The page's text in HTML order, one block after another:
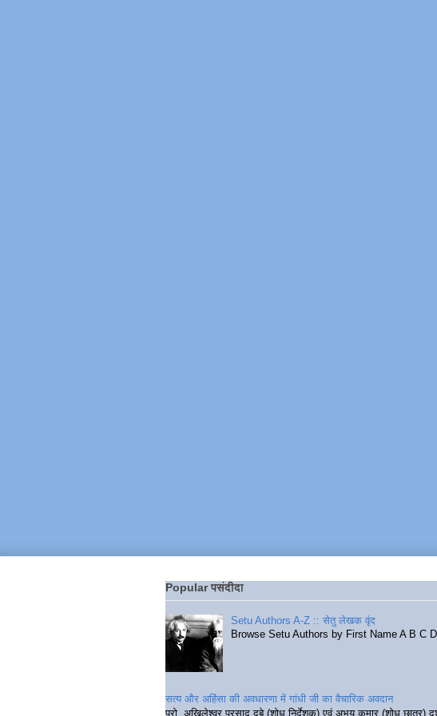
Popular पसंदीदा
Setu Authors A-Z :: सेतु लेखक वृंद
Browse Setu Authors by First Name A B
सत्य और अहिंसा की अवधारणा में गांधी जी का वैचारिक अवदान
प्रो. अखिलेश्वर प्रसाद दुबे (शोध निर्देशक) एवं अभय कुमार (शोध छात्र)